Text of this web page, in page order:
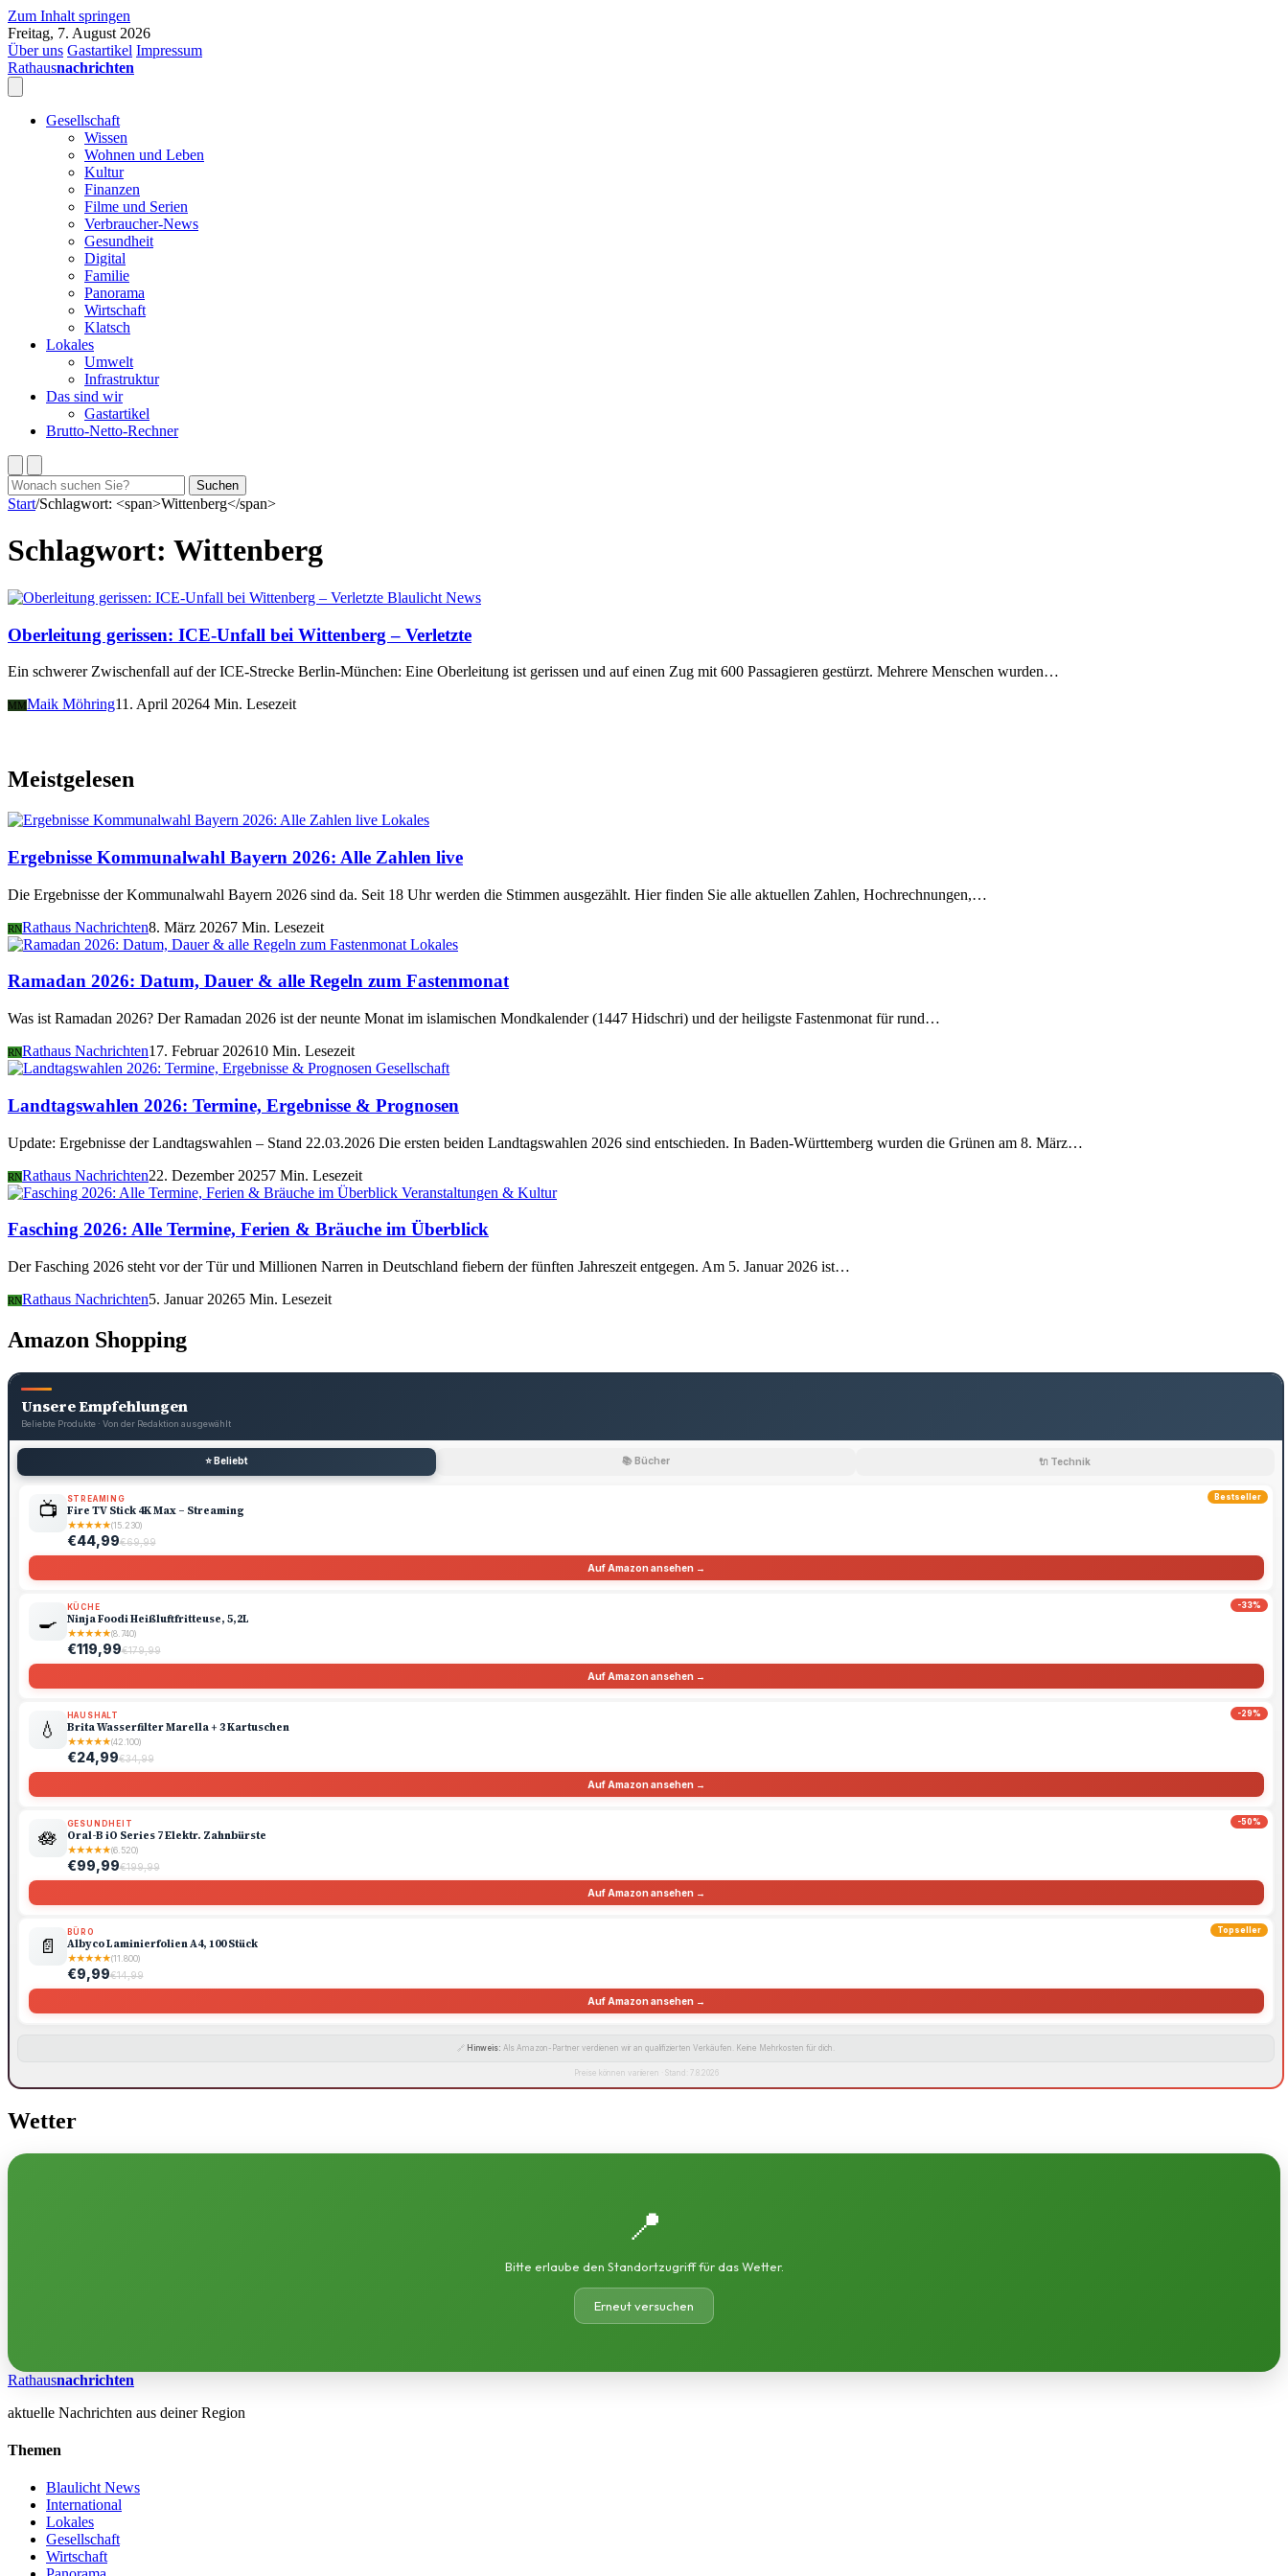
Zum Inhalt springen
Freitag, 7. August 2026
Über uns Gastartikel Impressum
Rathausnachrichten
Gesellschaft
Wissen
Wohnen und Leben
Kultur
Finanzen
Filme und Serien
Verbraucher-News
Gesundheit
Digital
Familie
Panorama
Wirtschaft
Klatsch
Lokales
Umwelt
Infrastruktur
Das sind wir
Gastartikel
Brutto-Netto-Rechner
Suchen
nach:
Suchen
Start/Schlagwort: <span>Wittenberg</span>
Schlagwort: Wittenberg
Blaulicht News
Oberleitung gerissen: ICE-Unfall bei Wittenberg – Verletzte
Ein schwerer Zwischenfall auf der ICE-Strecke Berlin-München: Eine Oberleitung ist gerissen und auf einen Zug mit 600 Passagieren gestürzt. Mehrere Menschen wurden…
MM Maik Möhring11. April 20264 Min. Lesezeit
Meistgelesen
Lokales
Ergebnisse Kommunalwahl Bayern 2026: Alle Zahlen live
Die Ergebnisse der Kommunalwahl Bayern 2026 sind da. Seit 18 Uhr werden die Stimmen ausgezählt. Hier finden Sie alle aktuellen Zahlen, Hochrechnungen,…
RNRathaus Nachrichten8. März 20267 Min. Lesezeit
Lokales
Ramadan 2026: Datum, Dauer & alle Regeln zum Fastenmonat
Was ist Ramadan 2026? Der Ramadan 2026 ist der neunte Monat im islamischen Mondkalender (1447 Hidschri) und der heiligste Fastenmonat für rund…
RNRathaus Nachrichten17. Februar 202610 Min. Lesezeit
Gesellschaft
Landtagswahlen 2026: Termine, Ergebnisse & Prognosen
Update: Ergebnisse der Landtagswahlen – Stand 22.03.2026 Die ersten beiden Landtagswahlen 2026 sind entschieden. In Baden-Württemberg wurden die Grünen am 8. März…
RNRathaus Nachrichten22. Dezember 20257 Min. Lesezeit
Veranstaltungen & Kultur
Fasching 2026: Alle Termine, Ferien & Bräuche im Überblick
Der Fasching 2026 steht vor der Tür und Millionen Narren in Deutschland fiebern der fünften Jahreszeit entgegen. Am 5. Januar 2026 ist…
RNRathaus Nachrichten5. Januar 20265 Min. Lesezeit
Amazon Shopping
Unsere Empfehlungen
Beliebte Produkte · Von der Redaktion ausgewählt
⭐ Beliebt 📚 Bücher 🔌 Technik
Bestseller
📺 STREAMING
Fire TV Stick 4K Max – Streaming
★★★★★(15.230)
€44,99€69,99
Auf Amazon ansehen →
-33%
🍳
KÜCHE
Ninja Foodi Heißluftfritteuse, 5,2L
★★★★★(8.740)
€119,99€179,99
Auf Amazon ansehen →
-29%
💧
HAUSHALT
Brita Wasserfilter Marella + 3 Kartuschen
★★★★★(42.100)
€24,99€34,99
Auf Amazon ansehen →
-50%
🪷
GESUNDHEIT
Oral-B iO Series 7 Elektr. Zahnbürste
★★★★★(6.520)
€99,99€199,99
Auf Amazon ansehen →
Topseller
📄
BÜRO
Albyco Laminierfolien A4, 100 Stück
★★★★★(11.800)
€9,99€14,99
Auf Amazon ansehen →
🔗 Hinweis: Als Amazon-Partner verdienen wir an qualifizierten Verkäufen. Keine Mehrkosten für dich.
Preise können variieren · Stand: 7.8.2026
Wetter
📍
Bitte erlaube den Standortzugriff für das Wetter.
Erneut versuchen
Rathausnachrichten
aktuelle Nachrichten aus deiner Region
Themen
Blaulicht News
International
Lokales
Gesellschaft
Wirtschaft